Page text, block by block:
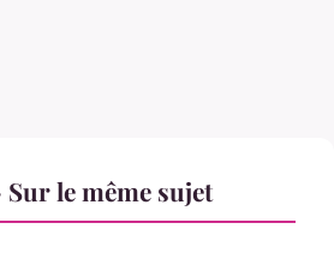
le même sujet